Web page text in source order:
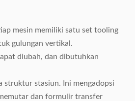
mesin memiliki satu set tooling
gulungan vertikal.
diubah, dan dibutuhkan
struktur stasiun. Ini mengadopsi
dan formulir transfer